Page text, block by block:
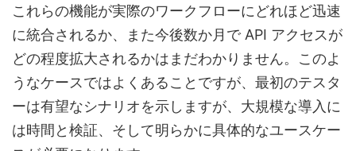
これらの機能が実際のワークフローにどれほど迅速
に統合されるか、また今後数か月で API アクセスが
どの程度拡大されるかはまだわかりません。このよ
うなケースではよくあることですが、最初のテスタ
ーは有望なシナリオを示しますが、大規模な導入に
は時間と検証、そして明らかに具体的なユースケー